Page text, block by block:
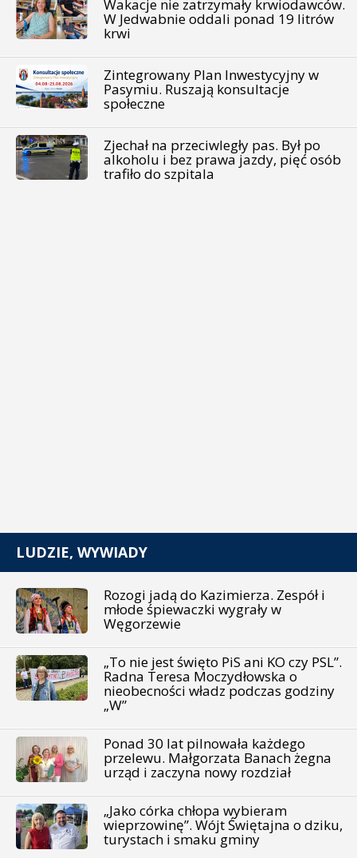
Wakacje nie zatrzymały krwiodawców.
W Jedwabnie oddali ponad 19 litrów
krwi
Zintegrowany Plan Inwestycyjny w
Pasymiu. Ruszają konsultacje
społeczne
Zjechał na przeciwległy pas. Był po
alkoholu i bez prawa jazdy, pięć osób
trafiło do szpitala
LUDZIE, WYWIADY
Rozogi jadą do Kazimierza. Zespół i
młode śpiewaczki wygrały w
Węgorzewie
„To nie jest święto PiS ani KO czy PSL”.
Radna Teresa Moczydłowska o
nieobecności władz podczas godziny
„W”
Ponad 30 lat pilnowała każdego
przelewu. Małgorzata Banach żegna
urząd i zaczyna nowy rozdział
„Jako córka chłopa wybieram
wieprzowinę”. Wójt Świętajna o dziku,
turystach i smaku gminy